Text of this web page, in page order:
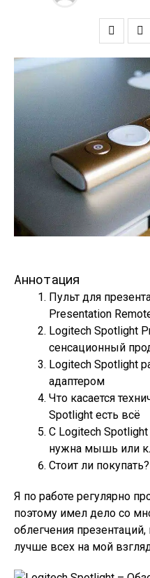
Аннотация
Пульт для
Presentation
Logitech Spotlight
сенсационный
Logitech Spotlight
адаптером
Что касается
Spotlight есть всё
С Logitech
нужна мышь или
Стоит ли покупать?
Я по работе регулярно
поэтому имел дело со
облегчения
лучше всех на мой